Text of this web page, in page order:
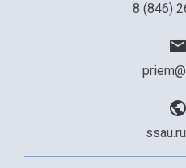
8 (846)